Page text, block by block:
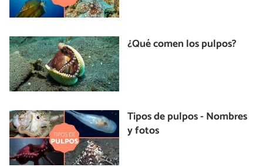
¿Qué comen los pulpos?
Tipos de pulpos - Nombres
y fotos